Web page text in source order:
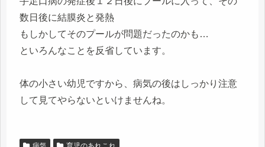
数日後に結膜炎と発熱
もしかしてそのプールが問題だったのかも…
といろんなことを反省しています。
体の小さい幼児ですから、病気の後はしっかり注意
して見てやらないといけませんね。